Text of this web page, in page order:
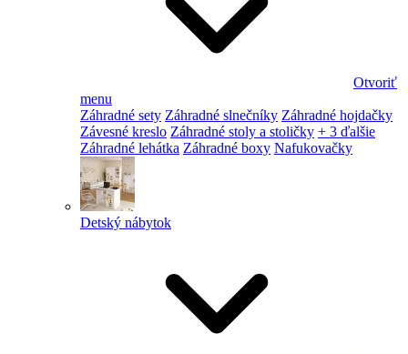
Otvoriť
menu
Záhradné sety Záhradné slnečníky Záhradné hojdačky
Závesné kreslo Záhradné stoly a stoličky + 3 ďalšie
Záhradné lehátka Záhradné boxy Nafukovačky
Detský nábytok